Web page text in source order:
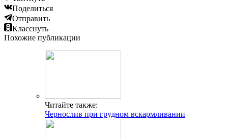
Поделиться
Отправить
Класснуть
Похожие публикации
Читайте также:
Чернослив при грудном вскармливании